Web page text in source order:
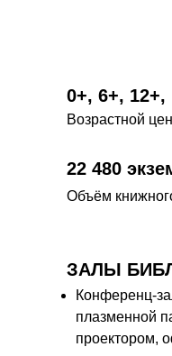
0+, 6+, 12+,
Возрастной
22 480
Объём
ЗАЛЫ
Конференц-
плазменной
проектором,